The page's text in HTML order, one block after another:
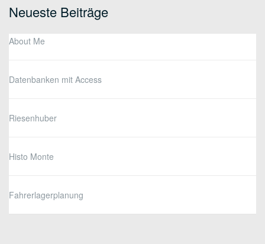
for:
Neueste Beiträge
About Me
Datenbanken mit Access
Riesenhuber
Histo Monte
Fahrerlagerplanung